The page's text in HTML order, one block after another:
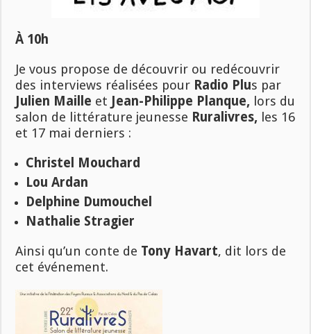
À 10h
Je vous propose de découvrir ou redécouvrir
des interviews réalisées pour Radio Plus par
Julien Maille et Jean-Philippe Planque, lors du
salon de littérature jeunesse Ruralivres, les 16
et 17 mai derniers :
Christel Mouchard
Lou Ardan
Delphine Dumouchel
Nathalie Stragier
Ainsi qu’un conte de Tony Havart, dit lors de
cet événement.